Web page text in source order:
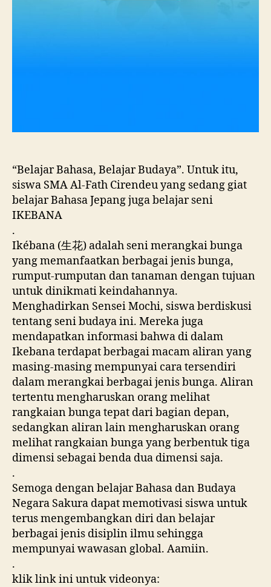
“Belajar Bahasa, Belajar Budaya”. Untuk itu,
siswa SMA Al-Fath Cirendeu yang sedang giat
belajar Bahasa Jepang juga belajar seni
IKEBANA
.
Ikébana (生花) adalah seni merangkai bunga
yang memanfaatkan berbagai jenis bunga,
rumput-rumputan dan tanaman dengan tujuan
untuk dinikmati keindahannya.
Menghadirkan Sensei Mochi, siswa berdiskusi
tentang seni budaya ini. Mereka juga
mendapatkan informasi bahwa di dalam
Ikebana terdapat berbagai macam aliran yang
masing-masing mempunyai cara tersendiri
dalam merangkai berbagai jenis bunga. Aliran
tertentu mengharuskan orang melihat
rangkaian bunga tepat dari bagian depan,
sedangkan aliran lain mengharuskan orang
melihat rangkaian bunga yang berbentuk tiga
dimensi sebagai benda dua dimensi saja.
.
Semoga dengan belajar Bahasa dan Budaya
Negara Sakura dapat memotivasi siswa untuk
terus mengembangkan diri dan belajar
berbagai jenis disiplin ilmu sehingga
mempunyai wawasan global. Aamiin.
.
klik link ini untuk videonya: